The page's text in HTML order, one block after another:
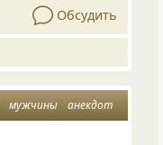
Обсудить
мужчины анекдот